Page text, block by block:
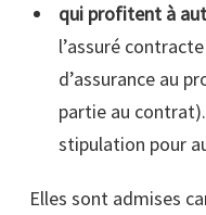
qui profitent à
l’assuré
d’assurance au
partie au
stipulation pour
Elles sont admises